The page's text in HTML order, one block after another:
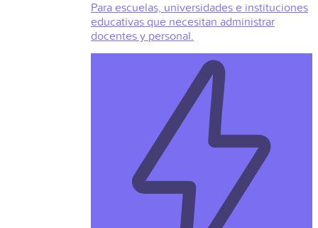
Para escuelas, universidades e instituciones
educativas que necesitan administrar
docentes y personal.